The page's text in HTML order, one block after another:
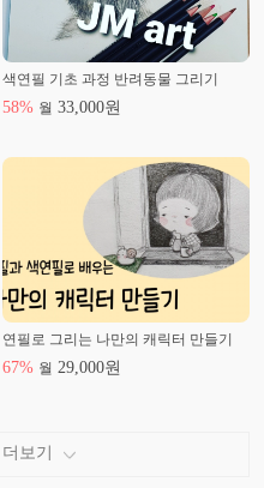
색연필 기초 과정 반려동물 그리기
58% 월 33,000원
연필로 그리는 나만의 캐릭터 만들기
67% 월 29,000원
보기